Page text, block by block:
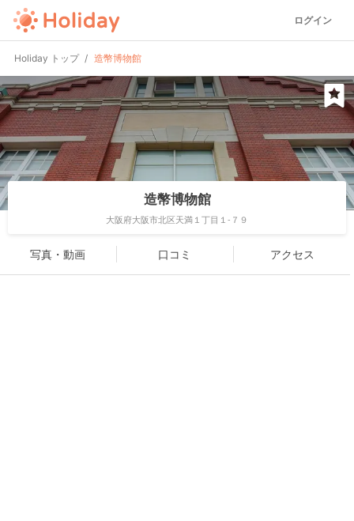
ログイン
Holiday トップ 造幣博物館
造幣博物館
大阪府大阪市北区天満１丁目１-７９
写真・動画 口コミ アクセス